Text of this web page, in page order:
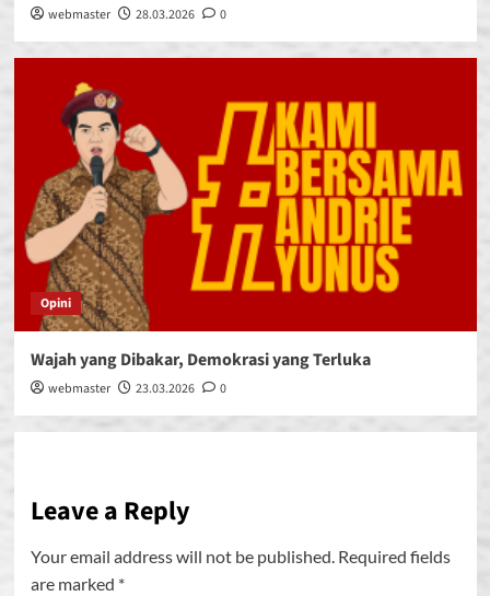
webmaster 28.03.2026 0
Opini
Wajah yang Dibakar, Demokrasi yang Terluka
webmaster 23.03.2026 0
Leave a Reply
Your email address will not be published. Required fields
are marked *